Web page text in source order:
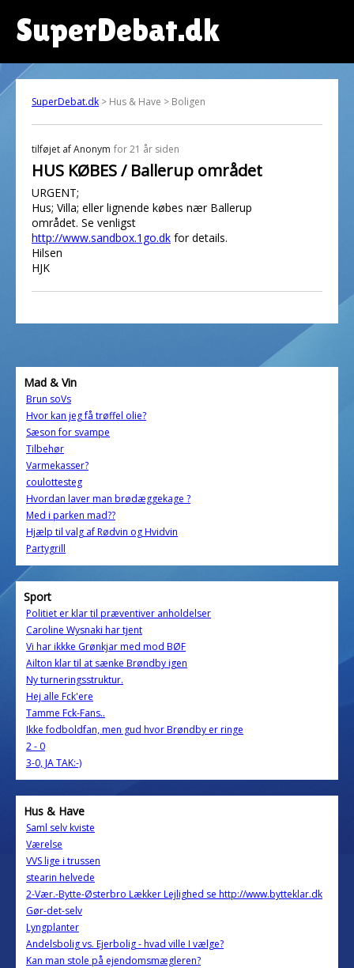
SuperDebat.dk
SuperDebat.dk > Hus & Have > Boligen
tilføjet afAnonym for 21 år siden
HUS KØBES / Ballerup området
URGENT;
Hus; Villa; eller lignende købes nær Ballerup
området. Se venligst
http://www.sandbox.1go.dk for details.
Hilsen
HJK
Mad & Vin
Brun soVs
Hvor kan jeg få trøffel olie?
Sæson for svampe
Tilbehør
Varmekasser?
coulottesteg
Hvordan laver man brødæggekage ?
Med i parken mad??
Hjælp til valg af Rødvin og Hvidvin
Partygrill
Sport
Politiet er klar til præventiver anholdelser
Caroline Wysnaki har tjent
Vi har ikkke Grønkjar med mod BØF
Ailton klar til at sænke Brøndby igen
Ny turneringsstruktur.
Hej alle Fck'ere
Tamme Fck-Fans..
Ikke fodboldfan, men gud hvor Brøndby er ringe
2 - 0
3-0, JA TAK:-)
Hus & Have
Saml selv kviste
Værelse
VVS lige i trussen
stearin helvede
2-Vær.-Bytte-Østerbro Lækker Lejlighed se http://www.bytteklar.dk
Gør-det-selv
Lyngplanter
Andelsbolig vs. Ejerbolig - hvad ville I vælge?
Kan man stole på ejendomsmægleren?